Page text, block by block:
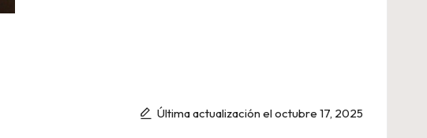
Última actualización el octubre 17, 2025